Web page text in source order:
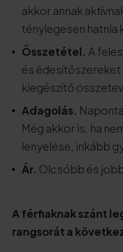
akkor annak
ténylegesen hatnia
Összetétel. A
és
kiegészítő
Adagolás.
Még akkor is, ha
lenyelése, inkább
Ár. Olcsóbb és
A férfiaknak szánt
rangsorát a